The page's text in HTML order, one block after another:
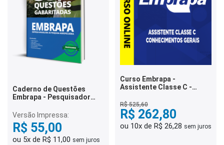
Caderno de Questões
Embrapa - Pesquisador
350 Questões gabaritadas
Versão Impressa:
R$ 55,00
ou 5x de R$ 11,00 sem juros
Curso Embrapa -
Assistente Classe C -
R$ 525,60
R$ 262,80
ou 10x de R$ 26,28 sem juros